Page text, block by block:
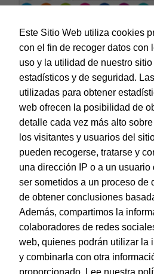
Dohe – Expositor de portatodos
EAN:8421938507478
© Dohe - Camino de
28970 • Humanes de
ESPAÑA
Este Sitio Web utiliza cookies
con el fin de recoger datos con
uso y la utilidad de nuestro
estadísticos y de seguridad.
utilizadas para obtener
web ofrecen la posibilidad de
detalle cada vez más alto
los visitantes y usuarios del
pueden recogerse, tratarse y
una dirección IP o a un usuario
ser sometidos a un proceso de
de obtener conclusiones
Además, compartimos la
colaboradores de redes
web, quienes podrán utilizar la
y combinarla con otra
proporcionado.
Lee nuestra